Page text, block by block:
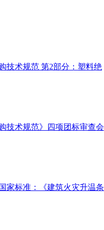
技术规范 第2部分：塑料绝
技术规范》四项团标审查会
家标准：《建筑火灾升温条